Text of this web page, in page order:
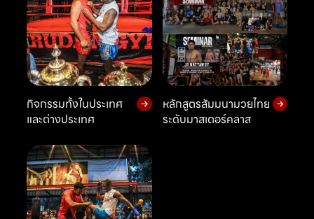
กิจกรรมทั้งในประเทศ
และต่างประเทศ
หลักสูตรสัมมนามวยไทย
ระดับมาสเตอร์คลาส